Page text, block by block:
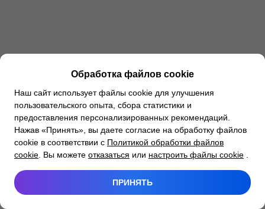
Обработка файлов cookie
Наш сайт использует файлы cookie для улучшения
пользовательского опыта, сбора статистики и
предоставления персонализированных рекомендаций.
Нажав «Принять», вы даете согласие на обработку файлов
cookie в соответствии с Политикой обработки файлов
cookie . Вы можете отказаться или настроить файлы cookie
ПРИНЯТЬ